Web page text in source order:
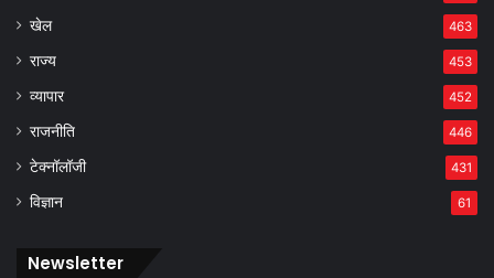
खेल 463
राज्य 453
व्यापार 452
राजनीति 446
टेक्नॉलॉजी 431
विज्ञान 61
Newsletter